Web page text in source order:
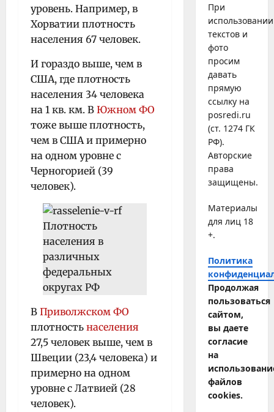
уровень. Например, в
Хорватии плотность
населения 67 человек.
И гораздо выше, чем в
США, где плотность
населения 34 человека
на 1 кв. км. В Южном ФО
тоже выше плотность,
чем в США и примерно
на одном уровне с
Черногорией (39
человек).
В Приволжском ФО
плотность населения
27,5 человек выше, чем в
Швеции (23,4 человека) и
примерно на одном
уровне с Латвией (28
человек).
При
использовании
текстов и
фото
просим
давать
прямую
ссылку на
posredi.ru
(ст. 1274 ГК
РФ).
Авторские
права
защищены.
Материалы
для лиц 18
+.
Политика
Продолжая
пользоваться
сайтом,
вы даете
согласие
на
файлов
cookies.